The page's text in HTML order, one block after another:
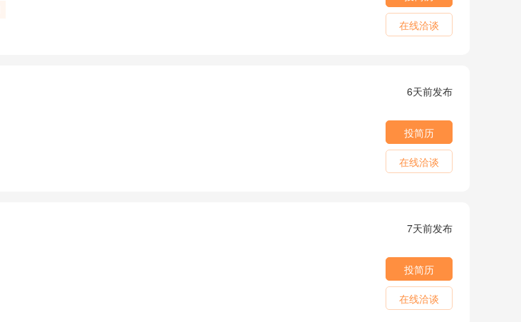
在线洽谈
6天前发布
投简历
在线洽谈
7天前发布
投简历
在线洽谈